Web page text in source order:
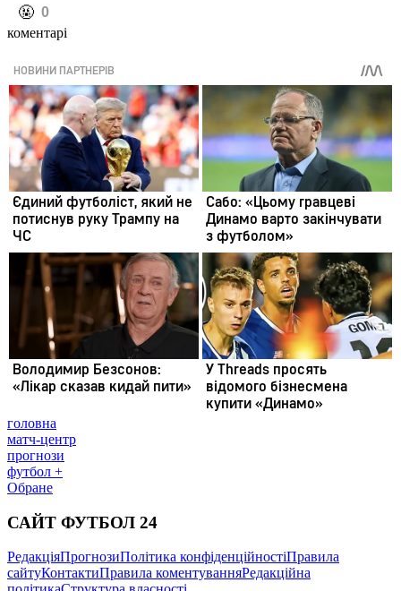
️🤬 0
коментарі
головна
матч-центр
прогнози
футбол +
Обране
САЙТ ФУТБОЛ 24
РедакціяПрогнозиПолітика конфіденційностіПравила
сайтуКонтактиПравила коментуванняРедакційна